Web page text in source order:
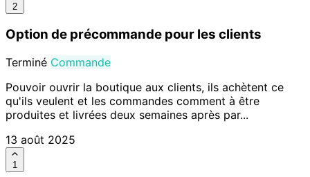
2
Option de précommande pour les clients
Terminé Commande
Pouvoir ouvrir la boutique aux clients, ils achètent ce
qu'ils veulent et les commandes comment à être
produites et livrées deux semaines après par...
13 août 2025
1